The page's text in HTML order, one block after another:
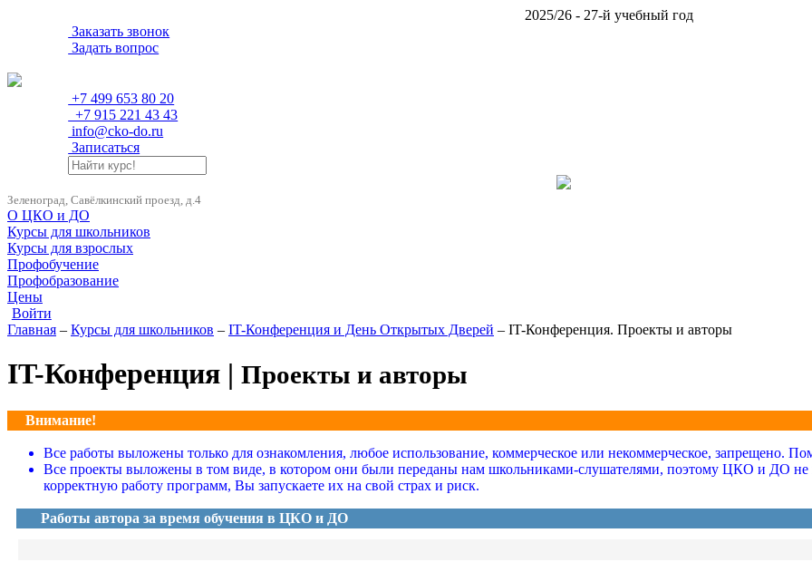
2025/26 - 27-й учебный год
Заказать звонок
Задать вопрос
+7 499 653 80 20
+7 915 221 43 43
info@cko-do.ru
Записаться
Зеленоград, Савёлкинский проезд, д.4
О ЦКО и ДО
Курсы для школьников
Курсы для взрослых
Профобучение
Профобразование
Цены
Войти
Главная – Курсы для школьников – IT-Конференция и День Открытых Дверей – IT-Конференция. Проекты и авторы
IT-Конференция | Проекты и авторы
Внимание!
Все работы выложены только для ознакомления, любое использование, коммерческое или некоммерческое, запрещено.
Все проекты выложены в том виде, в котором они были переданы нам школьниками-слушателями, поэтому ЦКО и ДО не
корректную работу программ, Вы запускаете их на свой страх и риск.
Работы автора за время обучения в ЦКО и ДО